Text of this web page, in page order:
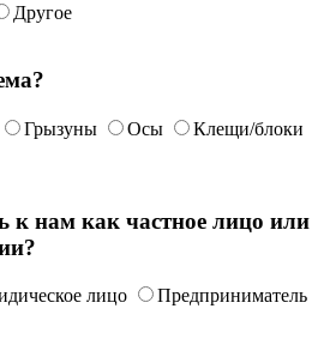
Другое
Грызуны Осы
Клещи/блоки
к нам как частное лицо или
лицо
Предприниматель